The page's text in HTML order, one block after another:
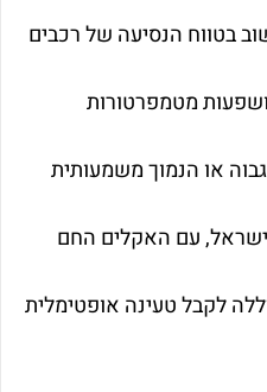
בטווח הנסיעה של רכבים
מטמפרטורות
או הנמוך משמעותית
עם האקלים החם
לקבל טעינה אופטימלית